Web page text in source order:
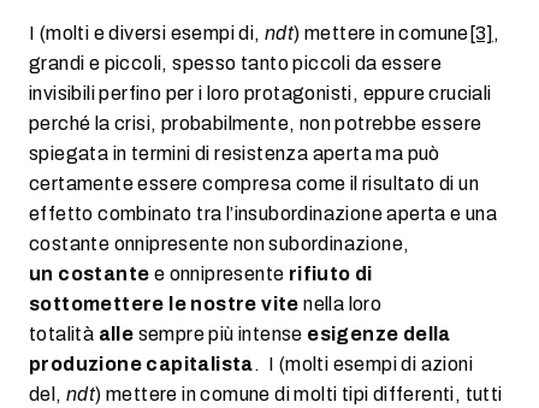
I (molti e diversi esempi di, ndt) mettere in comune[3],
grandi e piccoli, spesso tanto piccoli da essere
invisibili perfino per i loro protagonisti, eppure cruciali
perché la crisi, probabilmente, non potrebbe essere
spiegata in termini di resistenza aperta ma può
certamente essere compresa come il risultato di un
effetto combinato tra l’insubordinazione aperta e una
costante onnipresente non subordinazione,
un costantee onnipresente rifiuto di
sottomettere le nostre vitenella loro
totalità allesempre più intense esigenze della
produzione capitalista. I (molti esempi di azioni
del, ndt) mettere in comune di molti tipi differenti, tutti